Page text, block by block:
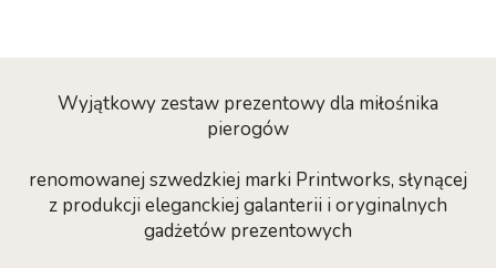
Wyjątkowy zestaw prezentowy dla miłośnika
pierogów
renomowanej szwedzkiej marki Printworks, słynącej
z produkcji eleganckiej galanterii i oryginalnych
gadżetów prezentowych